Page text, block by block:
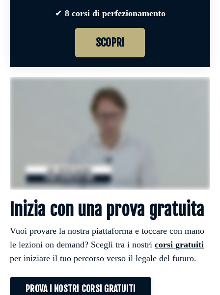
✔︎ 8 corsi di perfezionamento
SCOPRI
Inizia con una prova gratuita
Vuoi provare la nostra piattaforma e toccare con mano
le lezioni on demand? Scegli tra i nostri corsi gratuiti
per iniziare il tuo percorso verso il legale del futuro.
PROVA I NOSTRI CORSI GRATUITI